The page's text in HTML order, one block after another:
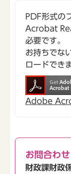
PDF形式の
Acrobat
必要です。
お持ちでな
ロードでき
Adobe
お問合わせ
財政課財政